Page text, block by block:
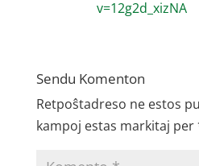
v=12g2d_xizNA
Sendu Komenton
Retpoŝtadreso ne estos
kampoj estas markitaj per